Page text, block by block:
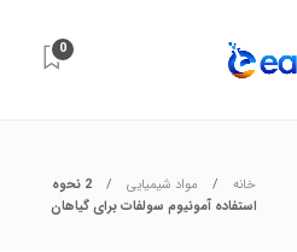
0
خانه مواد شیمیایی
2 نحوه
استفاده آمونیوم سولفات برای گیاهان